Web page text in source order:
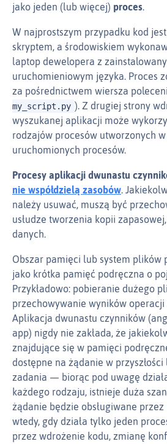
jako jeden (lub więcej) proces
W najprostszym przypadku kod
skryptem, a środowiskiem
laptop dewelopera z
uruchomieniowym języka. Proces
za pośrednictwem wiersza
my_script.py ). Z drugiej strony
wyszukanej aplikacji może
rodzajów procesów utworzonych
uruchomionych procesów.
Procesy aplikacji dwunastu
nie współdzielą zasobów .
należy usuwać, muszą być
usłudze tworzenia kopii
danych.
Obszar pamięci lub system plików
jako krótka pamięć podręczna o
Przykładowo: pobieranie dużego
przechowywanie wyników operacji
Aplikacja dwunastu czynników
app) nigdy nie zakłada, że
znajdujące się w pamięci
dostępne na żądanie w
zadania — biorąc pod uwagę
każdego rodzaju, istnieje duża
żądanie będzie obsługiwane
wtedy, gdy działa tylko jeden
przez wdrożenie kodu, zmianę